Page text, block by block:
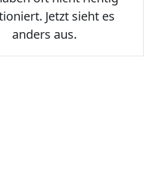
Jetzt sieht es
anders aus.